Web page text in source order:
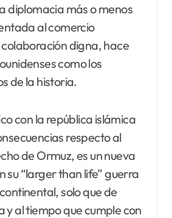
diplomacia más o menos
al comercio
digna, hace
como los
de la historia.
con la república islámica
respecto al
de Ormuz, es un nueva
su “larger than life” guerra
solo que de
y al tiempo que cumple con